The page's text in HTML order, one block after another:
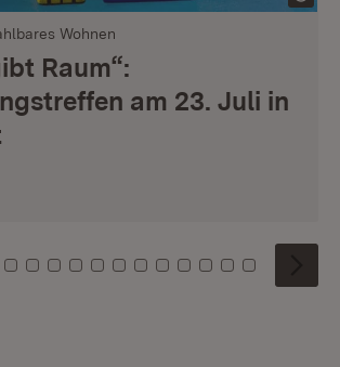
Wohnen
Raum“:
am 23. Juli in
0 1
Kachel: 2
Zu Kachel: 3
Zu Kachel: 4
Zu Kachel: 5
Zu Kachel: 6
Zu Kachel: 7
Zu Kachel: 8
Zu Kachel: 9
Zu Kachel: 10
Zu Kachel: 11
Zu Kachel: 12
Zu Kachel:
Zu